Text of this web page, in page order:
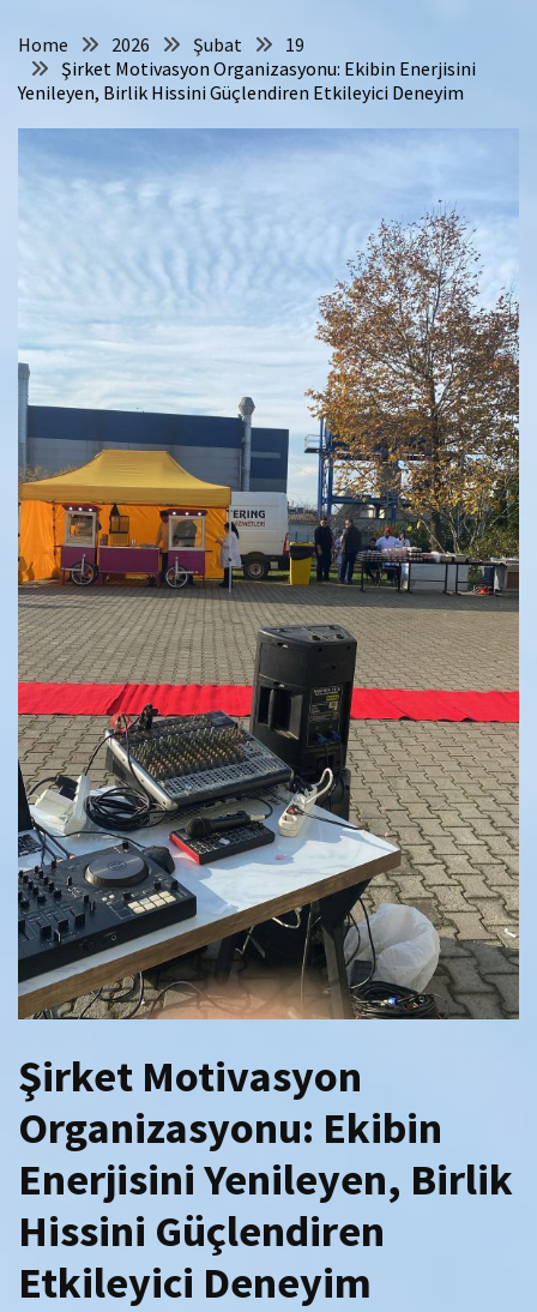
Home 2026 Şubat
19
Şirket Motivasyon Organizasyonu: Ekibin Enerjisini
Yenileyen, Birlik Hissini Güçlendiren Etkileyici Deneyim
Şirket Motivasyon
Organizasyonu: Ekibin
Enerjisini Yenileyen, Birlik
Hissini Güçlendiren
Etkileyici Deneyim